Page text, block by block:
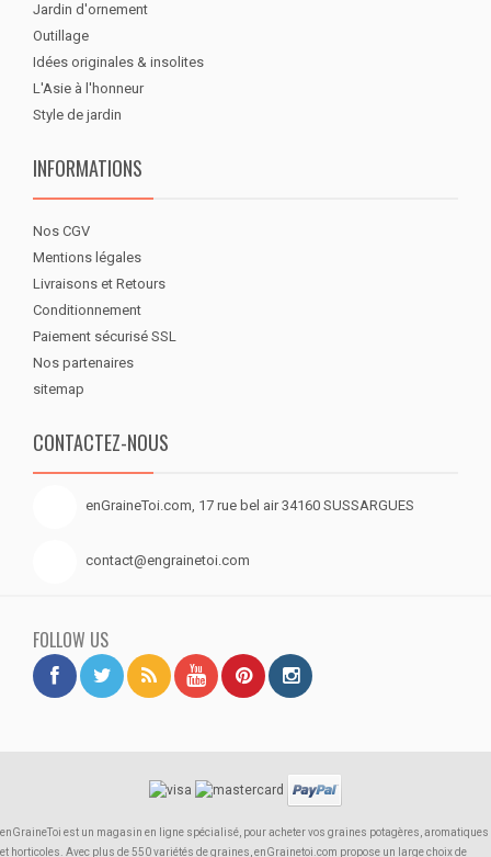
Jardin d'ornement
Outillage
Idées originales & insolites
L'Asie à l'honneur
Style de jardin
INFORMATIONS
Nos CGV
Mentions légales
Livraisons et Retours
Conditionnement
Paiement sécurisé SSL
Nos partenaires
sitemap
CONTACTEZ-NOUS
enGraineToi.com, 17 rue bel air 34160 SUSSARGUES
contact@engrainetoi.com
FOLLOW US
enGraineToi est un magasin en ligne spécialisé, pour acheter vos graines potagères, aromatiques
et horticoles. Avec plus de 550 variétés de graines, enGrainetoi.com propose un large choix de